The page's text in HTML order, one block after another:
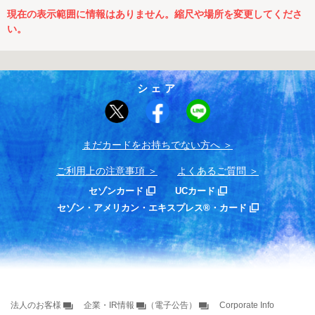
現在の表示範囲に情報はありません。縮尺や場所を変更してくださ
い。
シェア
まだカードをお持ちでない⽅へ
ご利用上の注意事項 よくあるご質問
セゾンカード
UCカード
セゾン・アメリカン・エキスプレス®・カード
法人のお客様 企業・IR情報 （電子公告） Corporate Info